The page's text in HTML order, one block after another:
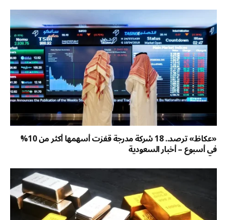
«عكاظ» ترصد.. 18 شركة مدرجة قفزت أسهمها أكثر من 10%
في أسبوع – أخبار السعودية